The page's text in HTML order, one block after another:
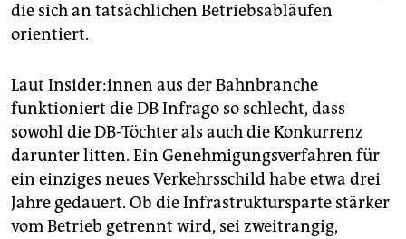
die sich an tatsächlichen Betriebsabläufen
orientiert.
Laut Insider:in­nen aus der Bahnbranche
funktioniert die DB Infrago so schlecht, dass
sowohl die DB-Töchter als auch die Konkurrenz
darunter litten. Ein Genehmigungsverfahren für
ein einziges neues Verkehrsschild habe etwa drei
Jahre gedauert. Ob die Infrastruktursparte stärker
vom Betrieb getrennt wird, sei zweitrangig,